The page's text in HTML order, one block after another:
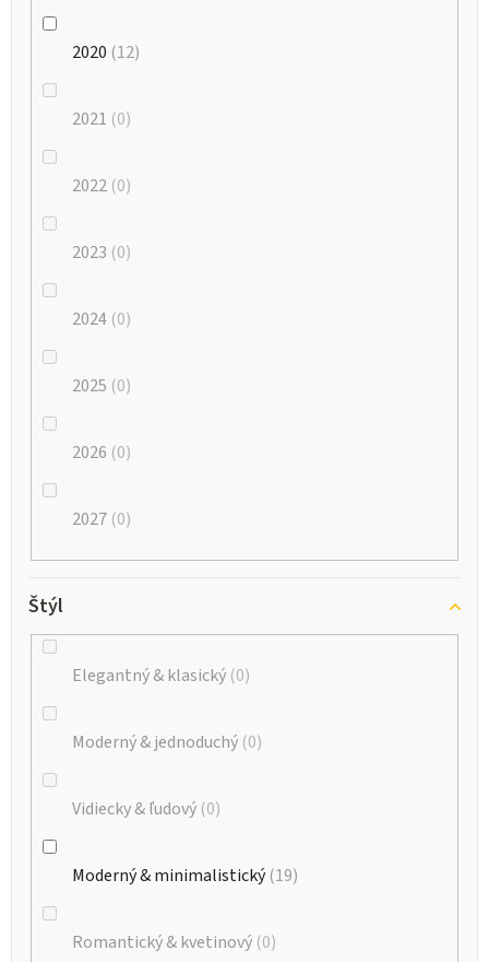
2020 12
2021 0
2022 0
2023 0
2024 0
2025 0
2026 0
2027 0
Štýl
Elegantný & klasický 0
Moderný & jednoduchý 0
Vidiecky & ľudový 0
Moderný & minimalistický 19
Romantický & kvetinový 0